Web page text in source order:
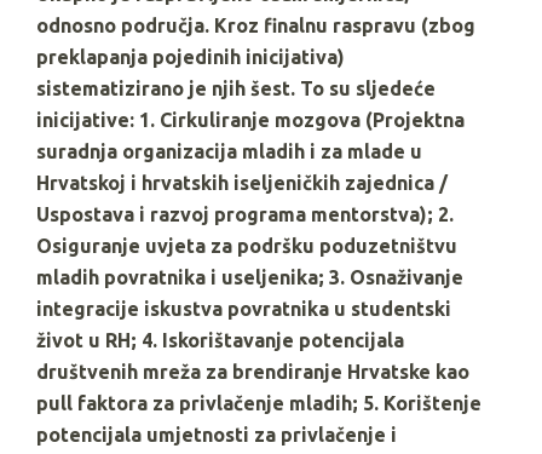
odnosno područja. Kroz finalnu raspravu (zbog
preklapanja pojedinih inicijativa)
sistematizirano je njih šest. To su sljedeće
inicijative: 1. Cirkuliranje mozgova (Projektna
suradnja organizacija mladih i za mlade u
Hrvatskoj i hrvatskih iseljeničkih zajednica /
Uspostava i razvoj programa mentorstva); 2.
Osiguranje uvjeta za podršku poduzetništvu
mladih povratnika i useljenika; 3. Osnaživanje
integracije iskustva povratnika u studentski
život u RH; 4. Iskorištavanje potencijala
društvenih mreža za brendiranje Hrvatske kao
pull faktora za privlačenje mladih; 5. Korištenje
potencijala umjetnosti za privlačenje i